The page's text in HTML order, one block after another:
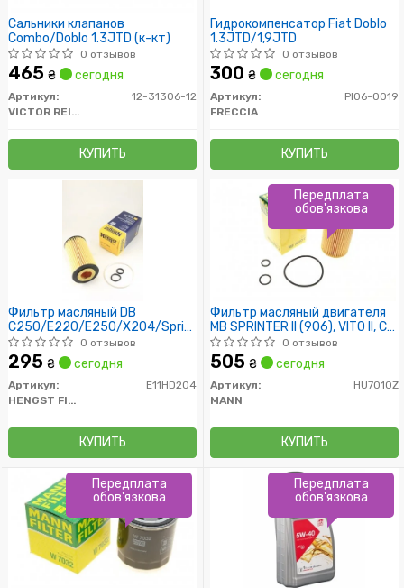
Сальники клапанов
Combo/Doblo 1.3JTD (к-кт)
0 отзывов
465 ₴ сегодня
Артикул:
12-31306-12
VICTOR REINZ
КУПИТЬ
Гидрокомпенсатор Fiat Doblo
1.3JTD/1,9JTD
0 отзывов
300 ₴ сегодня
Артикул:
PI06-0019
FRECCIA
КУПИТЬ
Фильтр масляный DB
C250/E220/E250/X204/Sprinter
CDI 08/08-
0 отзывов
295 ₴ сегодня
Артикул:
E11HD204
HENGST FILTER
КУПИТЬ
Фильтр масляный двигателя
MB SPRINTER II (906), VITO II, C
(W204/W205), E (S212) 06-
(пр-во MANN)
0 отзывов
505 ₴ сегодня
Артикул:
HU7010Z
MANN
КУПИТЬ
Передплата
обов'язкова
Передплата
обов'язкова
Передплата
обов'язкова